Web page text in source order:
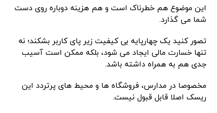
این موضوع هم خطرناک است و هم هزینه دوباره روی دست
شما می‌ گذارد.
تصور کنید یک چهارپایه بی ‌کیفیت زیر پای کاربر بشکند؛ نه
‌تنها خسارت مالی ایجاد می ‌شود، بلکه ممکن است آسیب
جدی هم به همراه داشته باشد.
مخصوصا در مدارس، فروشگاه ‌ها و محیط‌ های پرتردد این
ریسک اصلا قابل قبول نیست.